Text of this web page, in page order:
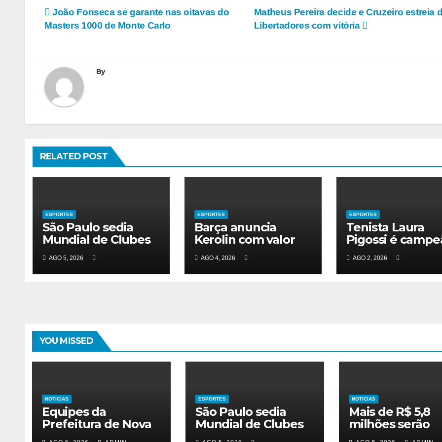
Navegação
Matheus Pereira decide e Cruzeiro estreia
Libertadores com vitória
João Fonseca se garante nas oitavas do
Masters 1000 de Monte Carlo
By
RELATED POST
ESPORTES
São Paulo sedia
Mundial de Clubes
feminino pelo 2º
ano seguido
AGO 5, 2026
ESPORTES
Barça anuncia
Kerolin com valor
recorde no futebol
feminino brasileiro
AGO 4, 2026
ESPORTES
Tenista Laura
Pigossi é
na Espanha e
ao top 200
AGO 2, 2026
YOU MISSED
NOTICIAS
Equipes da
Prefeitura de Nova
Iguaçu visitam
ESPORTES
São Paulo sedia
Mundial de Clubes
feminino pelo 2º
NOTICIAS
Mais de R$ 5,8
milhões serão
investidos em